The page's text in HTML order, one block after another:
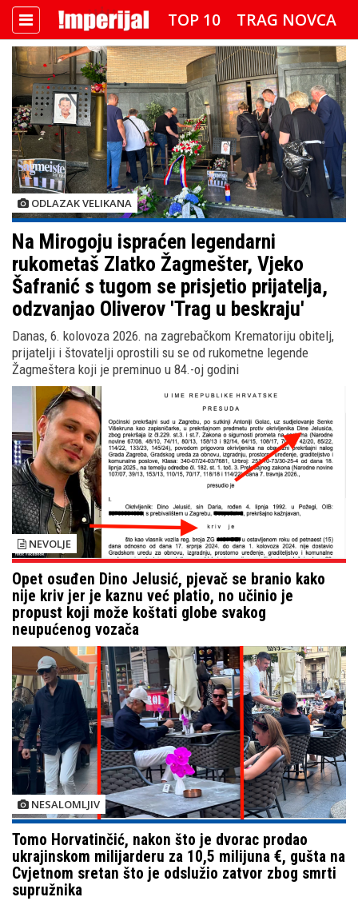
TOP 10
TRAG NOVCA
DETEKTOR
FOTO SPECIJAL
IMPERIJAL VIDEO
RADAR
IMPERIJAL & FREETIME
IMPERIJALOVE POZNATE FACE
ODLAZAK VELIKANA
Na Mirogoju ispraćen legendarni
rukometaš Zlatko Žagmešter, Vjeko
Šafranić s tugom se prisjetio prijatelja,
odzvanjao Oliverov 'Trag u beskraju'
Danas, 6. kolovoza 2026. na zagrebačkom Krematoriju obitelj,
prijatelji i štovatelji oprostili su se od rukometne legende
Žagmeštera koji je preminuo u 84.-oj godini
NEVOLJE
Opet osuđen Dino Jelusić, pjevač se branio kako
nije kriv jer je kaznu već platio, no učinio je
propust koji može koštati globe svakog
neupućenog vozača
NESALOMLJIV
Tomo Horvatinčić, nakon što je dvorac prodao
ukrajinskom milijarderu za 10,5 milijuna €, gušta na
Cvjetnom sretan što je odslužio zatvor zbog smrti
supružnika